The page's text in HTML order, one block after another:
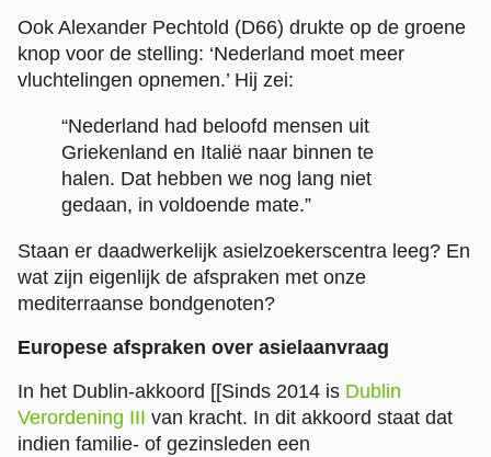
Ook Alexander Pechtold (D66) drukte op de groene
knop voor de stelling: ‘Nederland moet meer
vluchtelingen opnemen.’ Hij zei:
“Nederland had beloofd mensen uit
Griekenland en Italië naar binnen te
halen. Dat hebben we nog lang niet
gedaan, in voldoende mate.”
Staan er daadwerkelijk asielzoekerscentra leeg? En
wat zijn eigenlijk de afspraken met onze
mediterraanse bondgenoten?
Europese afspraken over asielaanvraag
In het Dublin-akkoord [[Sinds 2014 is Dublin
Verordening III van kracht. In dit akkoord staat dat
indien familie- of gezinsleden een